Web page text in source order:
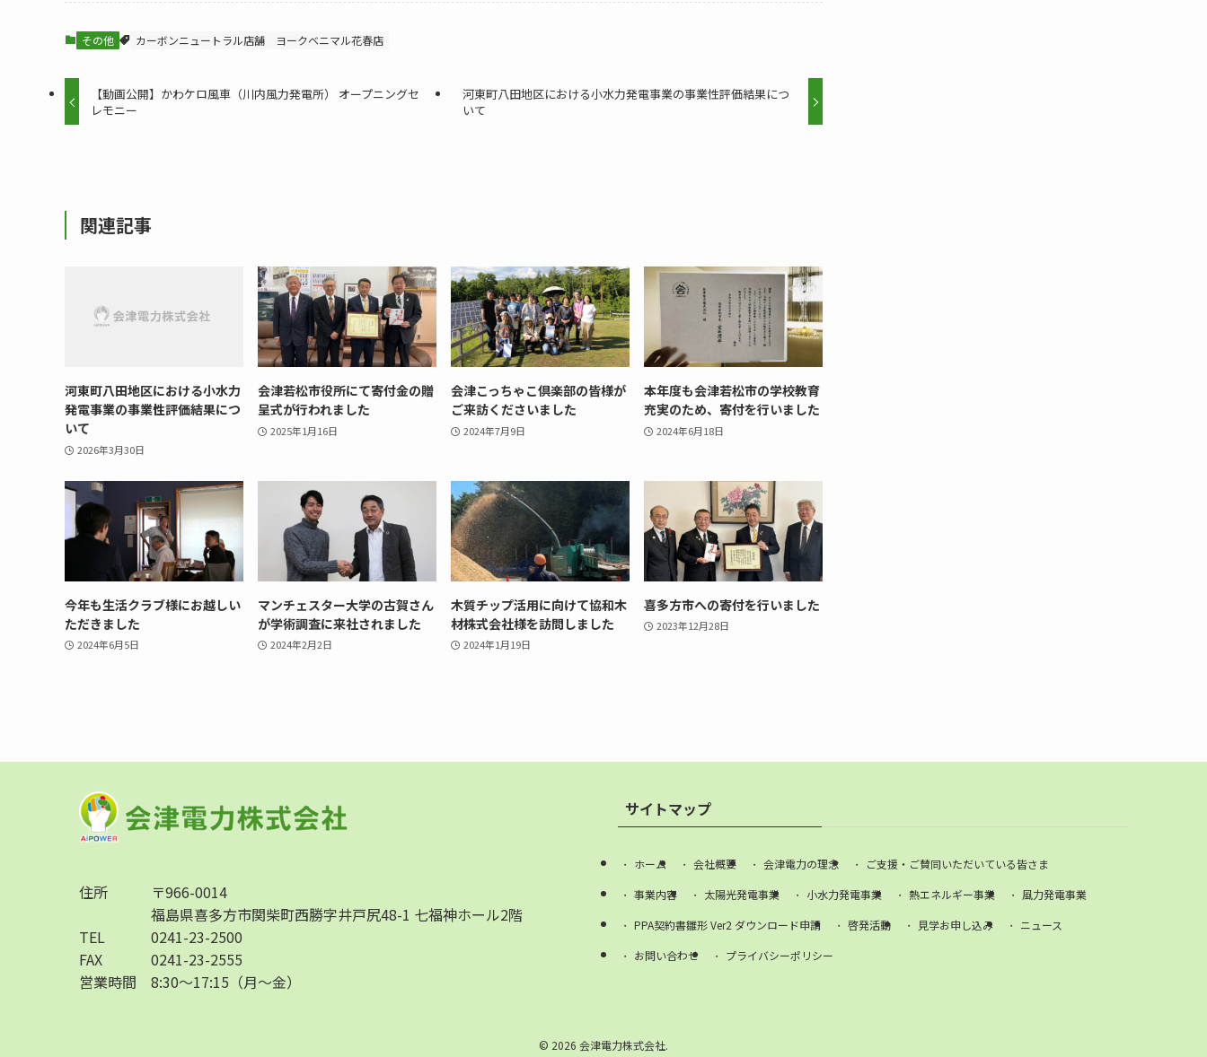
その他 カーボンニュートラル店舗 ヨークベニマル花春店
【動画公開】かわケロ風車（川内風力発電所） オープニングセ
レモニー
河東町八田地区における小水力発電事業の事業性評価結果につ
いて
関連記事
河東町八田地区における小水力
発電事業の事業性評価結果につ
いて
2026年3月30日
会津若松市役所にて寄付金の贈
呈式が行われました
2025年1月16日
会津こっちゃこ倶楽部の皆様が
ご来訪くださいました
2024年7月9日
本年度も会津若松市の学校教育
充実のため、寄付を行いました
2024年6月18日
今年も生活クラブ様にお越しい
ただきました
2024年6月5日
マンチェスター大学の古賀さん
が学術調査に来社されました
2024年2月2日
木質チップ活用に向けて協和木
材株式会社様を訪問しました
2024年1月19日
喜多方市への寄付を行いました
2023年12月28日
住所
〒966-0014
福島県喜多方市関柴町西勝字井戸尻48-1 七福神ホール2階
TEL
0241-23-2500
FAX
0241-23-2555
営業時間
8:30～17:15（月〜金）
サイトマップ
ホーム 会社概要 会津電力の理念
ご支援・ご賛同いただいている皆さま
事業内容
太陽光発電事業 小水力発電事業 熱エネルギー事業
風力発電事業
PPA契約書雛形 Ver2 ダウンロード申請
啓発活動 見学お申し込み
ニュース
お問い合わせ
プライバシーポリシー
© 2026 会津電力株式会社.